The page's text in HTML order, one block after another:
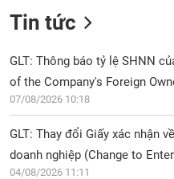
Cổ
phiếu
chi
tiết
Tin tức
GLT: Thông báo tỷ lệ SHNN
of the Company's Foreign
07/08/2026 10:18
GLT: Thay đổi Giấy xác nhận
doanh nghiệp (Change to
04/08/2026 11:11
DỮ
LIỆU
TIN
MỚI
Ngành
(-)